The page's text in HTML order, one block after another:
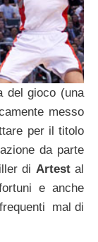
del gioco (una
messo
per il titolo
da parte
di Artestal
e anche
mal di